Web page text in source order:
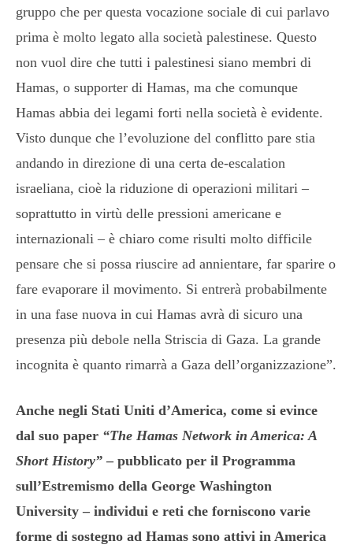
gruppo che per questa vocazione sociale di cui parlavo
prima è molto legato alla società palestinese. Questo
non vuol dire che tutti i palestinesi siano membri di
Hamas, o supporter di Hamas, ma che comunque
Hamas abbia dei legami forti nella società è evidente.
Visto dunque che l’evoluzione del conflitto pare stia
andando in direzione di una certa de-escalation
israeliana, cioè la riduzione di operazioni militari –
soprattutto in virtù delle pressioni americane e
internazionali – è chiaro come risulti molto difficile
pensare che si possa riuscire ad annientare, far sparire o
fare evaporare il movimento. Si entrerà probabilmente
in una fase nuova in cui Hamas avrà di sicuro una
presenza più debole nella Striscia di Gaza. La grande
incognita è quanto rimarrà a Gaza dell’organizzazione”.
Anche negli Stati Uniti d’America, come si evince
dal suo paper “The Hamas Network in America: A
Short History”– pubblicato per il Programma
sull’Estremismo della George Washington
University – individui e reti che forniscono varie
forme di sostegno ad Hamas sono attivi in America